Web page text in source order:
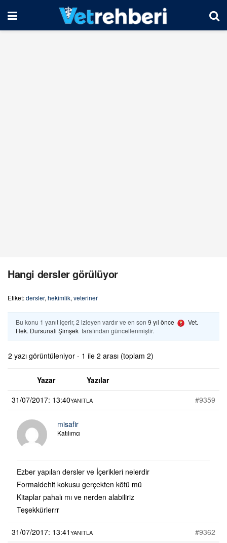
Hangi dersler görülüyor
Etiket:dersler, hekimlik, veteriner
Bu konu 1 yanıt içerir, 2 izleyen vardır ve en son 9 yıl önce
Vet.
Hek. Dursunali Şimşek tarafından güncellenmiştir.
2 yazı görüntüleniyor - 1 ile 2 arası (toplam 2)
Yazar
Yazılar
31/07/2017: 13:40
#9359
YANITLA
misafir
Katılımcı
Ezber yapılan dersler ve İçerikleri nelerdir
Formaldehit kokusu gerçekten kötü mü
Kitaplar pahalı mı ve nerden alabiliriz
Teşekkürlerrr
31/07/2017: 13:41 #9362
YANITLA